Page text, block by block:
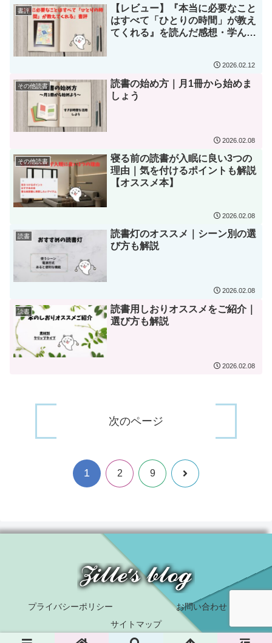
書評
【レビュー】『本当に必要なこと
はすべて「ひとりの時間」が教え
てくれる』を読んだ感想・学んだ
2026.02.12
その他読書
読書の始め方｜月1冊から始めま
しょう
2026.02.08
その他読書
寝る前の読書が入眠に良い3つの
理由｜気を付けるポイントも解説
【オススメ本】
2026.02.08
読書
読書灯のオススメ｜シーン別の選
び方も解説
2026.02.08
読書
読書用しおりオススメをご紹介｜
選び方も解説
2026.02.08
次のページ
1 2 9 次
プライバシーポリシー
お問い合わせ
サイトマップ